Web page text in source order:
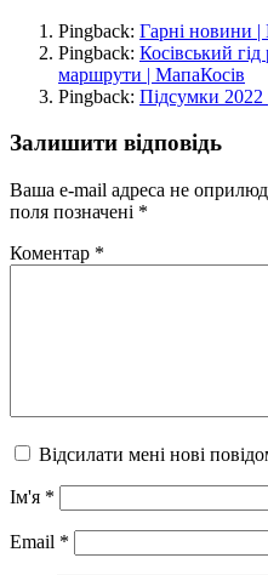
Pingback: Гарні новини |
Pingback: Косівський
маршрути | МапаКосів
Pingback: Підсумки 2022
Залишити відповідь
Ваша e-mail адреса не
поля позначені *
Коментар *
Відсилати мені нові
Ім'я *
Email *